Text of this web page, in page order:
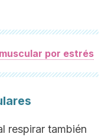
por estrés
respirar también